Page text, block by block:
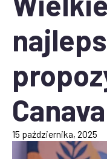
15 października, 2025